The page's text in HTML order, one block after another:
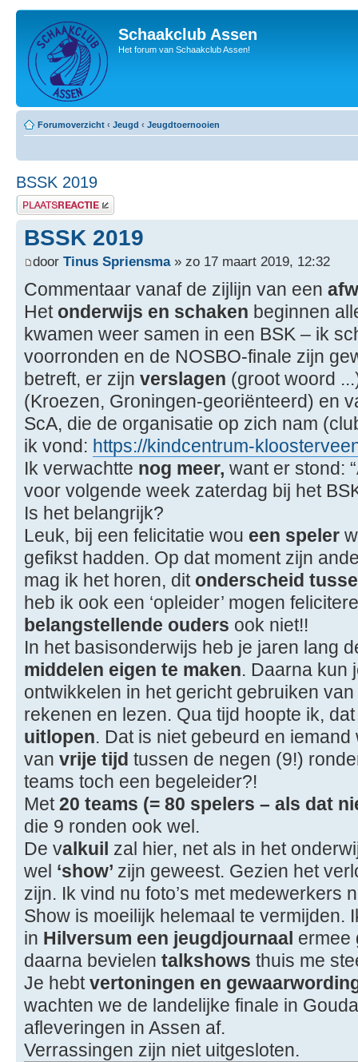
Schaakclub Assen
Het forum van Schaakclub Assen!
Forumoverzicht ‹ Jeugd ‹ Jeugdtoernooien
BSSK 2019
Plaats een reactie
BSSK 2019
door Tinus Spriensma» zo 17 maart 2019, 12:32
Commentaar vanaf de zijlijn van een
Het onderwijs en schaken beginnen
kwamen weer samen in een BSK – ik
voorronden en de NOSBO-finale zijn
betreft, er zijn verslagen (groot woord
(Kroezen, Groningen-georiënteerd) en
ScA, die de organisatie op zich nam
ik vond: https://kindcentrum-
Ik verwachtte nog meer, want er stond:
voor volgende week zaterdag bij het
Is het belangrijk?
Leuk, bij een felicitatie wou een speler
gefikst hadden. Op dat moment zijn
mag ik het horen, dit onderscheid
heb ik ook een ‘opleider’ mogen
belangstellende ouders ook niet!!
In het basisonderwijs heb je jaren lang
middelen eigen te maken. Daarna kun
ontwikkelen in het gericht gebruiken
rekenen en lezen. Qua tijd hoopte ik,
uitlopen. Dat is niet gebeurd en
van vrije tijd tussen de negen (9!)
teams toch een begeleider?!
Met20 teams (= 80 spelers – als dat
die 9 ronden ook wel.
De valkuil zal hier, net als in het
wel ‘show’ zijn geweest. Gezien het
zijn. Ik vind nu foto’s met medewerkers
Show is moeilijk helemaal te vermijden.
in Hilversum een jeugdjournaal ermee
daarna bevielen talkshows thuis me
Je hebtvertoningen en
wachten we de landelijke finale in
afleveringen in Assen af.
Verrassingen zijn niet uitgesloten.